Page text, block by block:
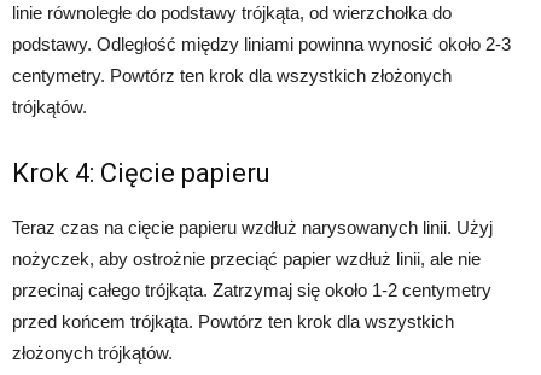
linie równoległe do podstawy trójkąta, od wierzchołka do
podstawy. Odległość między liniami powinna wynosić około 2-3
centymetry. Powtórz ten krok dla wszystkich złożonych
trójkątów.
Krok 4: Cięcie papieru
Teraz czas na cięcie papieru wzdłuż narysowanych linii. Użyj
nożyczek, aby ostrożnie przeciąć papier wzdłuż linii, ale nie
przecinaj całego trójkąta. Zatrzymaj się około 1-2 centymetry
przed końcem trójkąta. Powtórz ten krok dla wszystkich
złożonych trójkątów.